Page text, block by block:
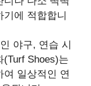
에 적합합니
야구, 연습 시
Shoes)는
여 일상적인 연